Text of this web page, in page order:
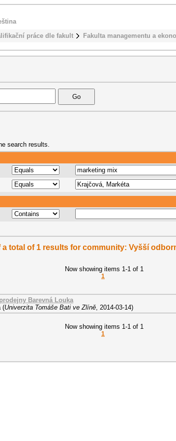
práce dle fakult Fakulta managementu a
search results.
total of 1 results for community: Vyšší
Now showing items 1-1 of 1
1
Barevná Louka
(Univerzita Tomáše Bati ve Zlíně 2014-03-14)
Now showing items 1-1 of 1
1